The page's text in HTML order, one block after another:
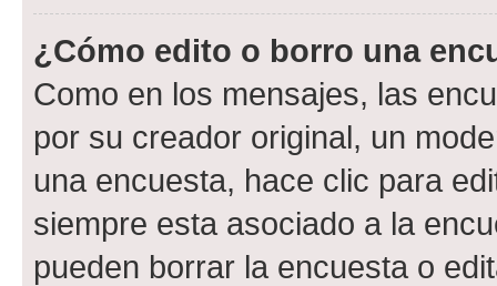
¿Cómo edito o borro una
Como en los mensajes, las
por su creador original, un
una encuesta, hace clic para
siempre esta asociado a la
pueden borrar la encuesta o